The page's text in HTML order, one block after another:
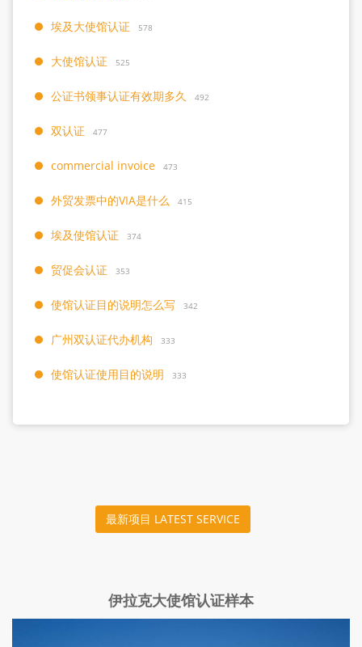
埃及大使馆认证 578
大使馆认证 525
公证书领事认证有效期多久 492
双认证 477
commercial invoice 473
外贸发票中的VIA是什么 415
埃及使馆认证 374
贸促会认证 353
使馆认证目的说明怎么写 342
广州双认证代办机构 333
使馆认证使用目的说明 333
最新项目 LATEST SERVICE
伊拉克大使馆认证样本